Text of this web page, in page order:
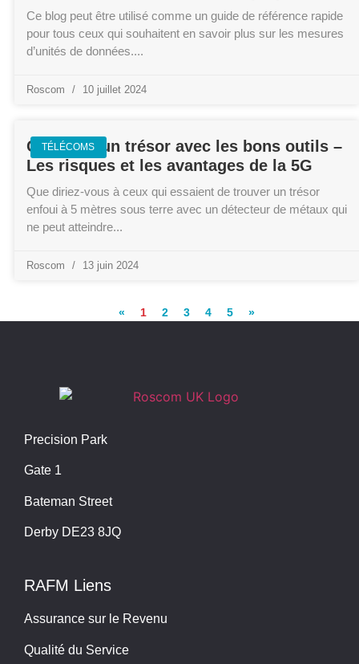
Ce blog peut être utilisé comme un guide de référence rapide
pour tous ceux qui souhaitent en savoir plus sur les mesures
d’unités de données.
Roscom 10 juillet 2024
TÉLÉCOMS
Chercher un trésor avec les bons outils –
Les risques et les avantages de la 5G
Que diriez-vous à ceux qui essaient de trouver un trésor
enfoui à 5 mètres sous terre avec un détecteur de métaux qui
ne peut atteindre
Roscom 13 juin 2024
« 1 2 3 4 5 »
Precision Park
Gate 1
Bateman Street
Derby DE23 8JQ
RAFM Liens
Assurance sur le Revenu
Qualité du Service